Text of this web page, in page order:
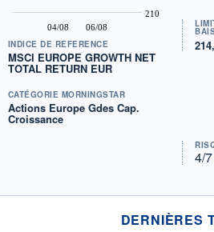
04/08 06/08
210
INDICE DE RÉFÉRENCE
MSCI EUROPE GROWTH NET
TOTAL RETURN EUR
CATÉGORIE MORNINGSTAR
Actions Europe Gdes Cap.
Croissance
4/7
DERNIÈRES